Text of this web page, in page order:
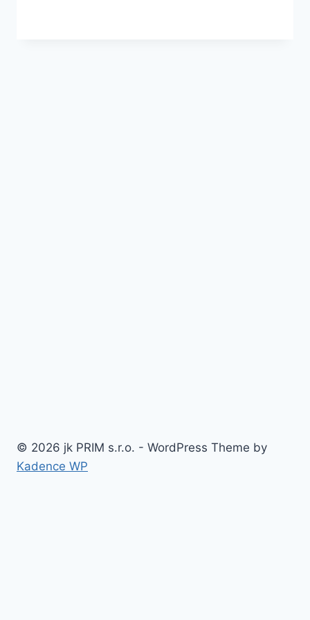
© 2026 jk PRIM s.r.o. - WordPress Theme by
Kadence WP